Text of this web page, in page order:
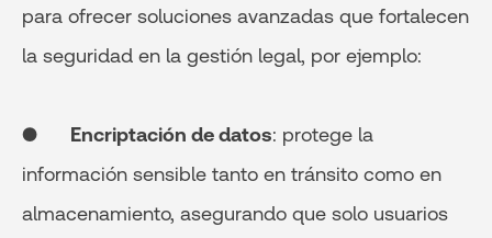
para ofrecer soluciones avanzadas que fortalecen
la seguridad en la gestión legal, por ejemplo:
● Encriptación de datos: protege la
información sensible tanto en tránsito como en
almacenamiento, asegurando que solo usuarios